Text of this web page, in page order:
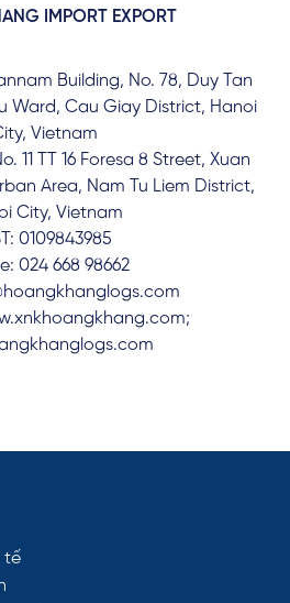
IMPORT EXPORT
Building, No. 78, Duy Tan
Ward, Cau Giay District, Hanoi
Vietnam
11 TT 16 Foresa 8 Street, Xuan
Area, Nam Tu Liem District,
City, Vietnam
0109843985
024 668 98662
tế